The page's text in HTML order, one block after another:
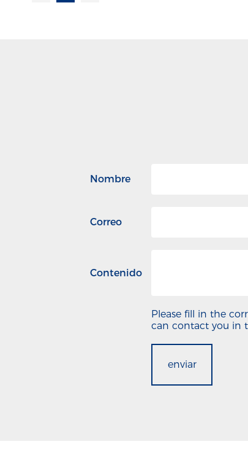
Nombre
Correo
Contenido
Please fill in the
can contact you in
enviar